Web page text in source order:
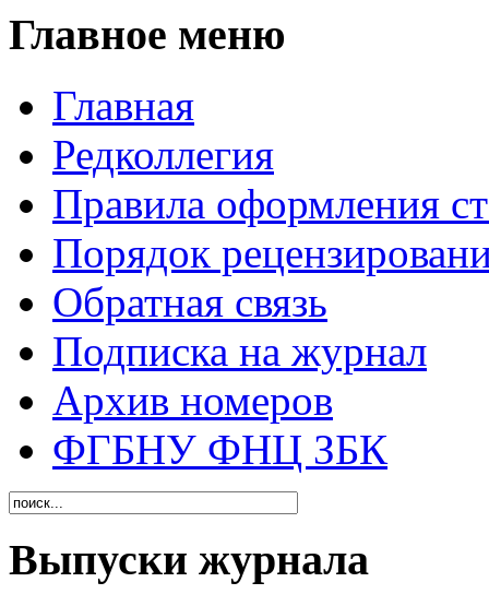
Главное меню
Главная
Редколлегия
Правила оформления
Порядок
Обратная связь
Подписка на журнал
Архив номеров
ФГБНУ ФНЦ ЗБК
Выпуски журнала